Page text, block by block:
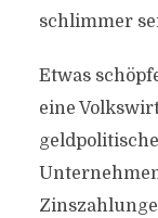
schlimmer
Etwas
eine